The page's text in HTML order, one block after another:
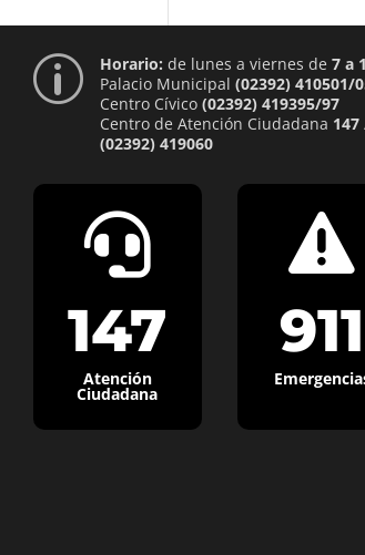
p Horario: de lunes a viernes de 7 a
Palacio Municipal (02392) 410501/
Centro Cívico (02392) 419395/97
Centro de Atención Ciudadana 147
(02392) 419060

147
Atención
Ciudadana

911